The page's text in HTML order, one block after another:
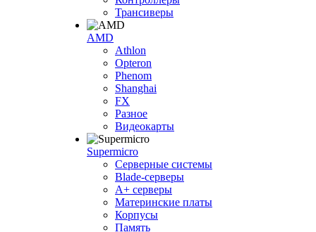
Трансиверы
AMD
Athlon
Opteron
Phenom
Shanghai
FX
Разное
Видеокарты
Supermicro
Серверные системы
Blade-серверы
A+ серверы
Материнские платы
Корпусы
Память